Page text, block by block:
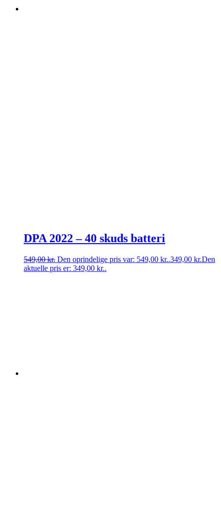
DPA 2022 – 40 skuds batteri
549,00kr. Den oprindelige pris var: 549,00 kr..349,00 kr.Den
aktuelle pris er: 349,00 kr..